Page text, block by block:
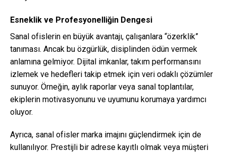
Esneklik ve Profesyonelliğin Dengesi
Sanal ofislerin en büyük avantajı, çalışanlara “özerklik”
tanıması. Ancak bu özgürlük, disiplinden ödün vermek
anlamına gelmiyor. Dijital imkanlar, takım performansını
izlemek ve hedefleri takip etmek için veri odaklı çözümler
sunuyor. Örneğin, aylık raporlar veya sanal toplantılar,
ekiplerin motivasyonunu ve uyumunu korumaya yardımcı
oluyor.
Ayrıca, sanal ofisler marka imajını güçlendirmek için de
kullanılıyor. Prestijli bir adrese kayıtlı olmak veya müşteri